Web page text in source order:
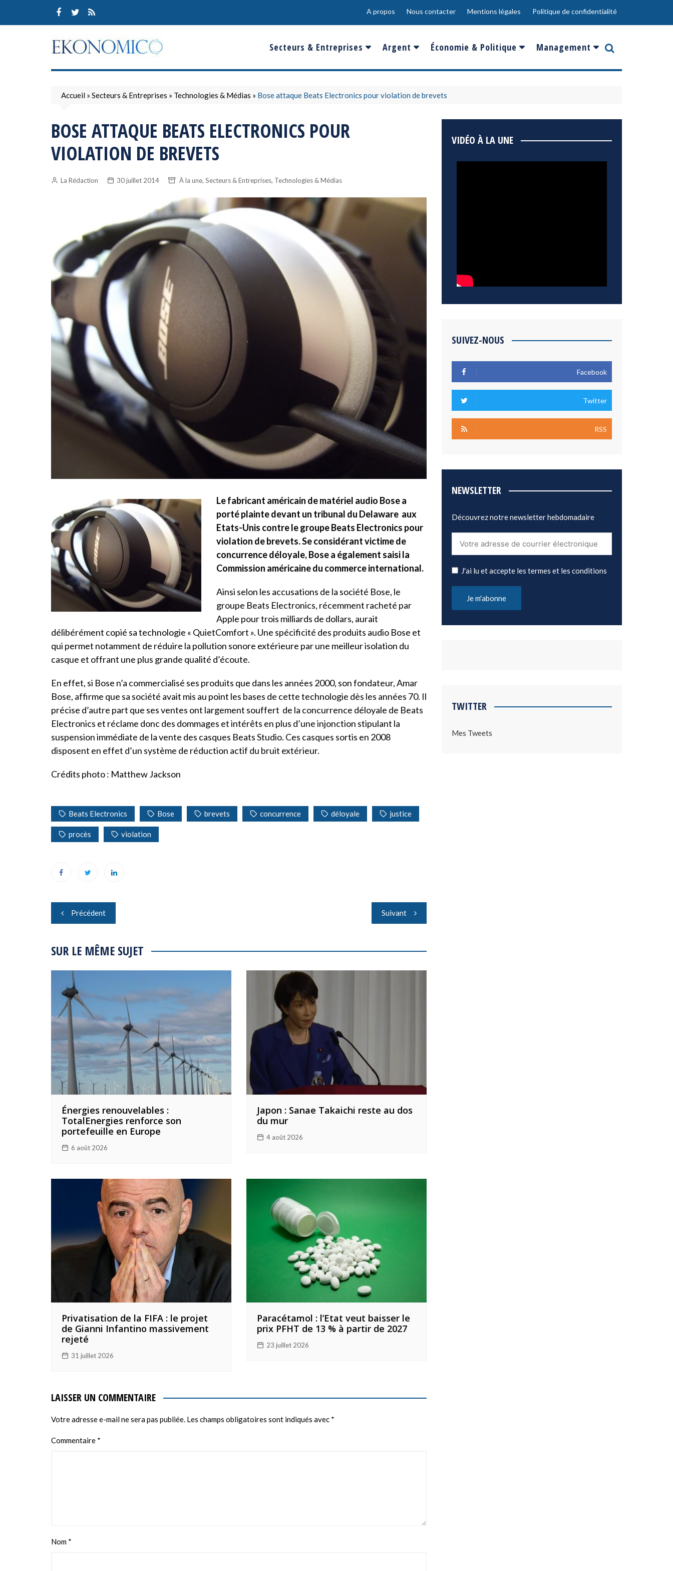
content
A propos Nous contacter Mentions légales Politique de confidentialité
Secteurs & Entreprises
Banques & Finances
Conso & Distrib
Environnement
Technologies & Médias
Argent
Salaire
Sport
Epargne & Placements
Économie & Politique
France
Europe
Management
Innovation
Accueil » Secteurs & Entreprises » Technologies & Médias » Bose attaque Beats Electronics pour violation de brevets
BOSE ATTAQUE BEATS ELECTRONICS POUR
VIOLATION DE BREVETS
La Rédaction 30 juillet 2014 À la une, Secteurs & Entreprises, Technologies & Médias
Le fabricant américain de matériel audio Bose a
porté plainte devant un tribunal du Delaware aux
Etats-Unis contre le groupe Beats Electronics pour
violation de brevets. Se considérant victime de
concurrence déloyale, Bose a également saisi la
Commission américaine du commerce international.
Ainsi selon les accusations de la société Bose, le
groupe Beats Electronics, récemment racheté par
Apple pour trois milliards de dollars, aurait
délibérément copié sa technologie « QuietComfort ». Une spécificité des produits audio Bose et
qui permet notamment de réduire la pollution sonore extérieure par une meilleur isolation du
casque et offrant une plus grande qualité d’écoute.
En effet, si Bose n’a commercialisé ses produits que dans les années 2000, son fondateur, Amar
Bose, affirme que sa société avait mis au point les bases de cette technologie dès les années 70. Il
précise d’autre part que ses ventes ont largement souffert de la concurrence déloyale de Beats
Electronics et réclame donc des dommages et intérêts en plus d’une injonction stipulant la
suspension immédiate de la vente des casques Beats Studio. Ces casques sortis en 2008
disposent en effet d’un système de réduction actif du bruit extérieur.
Crédits photo : Matthew Jackson
Beats Electronics Bose brevets concurrence déloyale justice
procès violation
Navigation
de
l’article
Précédent Suivant
SUR LE MÊME SUJET
Énergies renouvelables :
TotalEnergies renforce son
portefeuille en Europe
6 août 2026
Japon : Sanae Takaichi reste au dos
du mur
4 août 2026
Privatisation de la FIFA : le projet
de Gianni Infantino massivement
rejeté
31 juillet 2026
Paracétamol : l’Etat veut baisser le
prix PFHT de 13 % à partir de 2027
23 juillet 2026
LAISSER UN COMMENTAIRE
Votre adresse e-mail ne sera pas publiée. Les champs obligatoires sont indiqués avec *
Commentaire *
Nom *
VIDÉO À LA UNE
SUIVEZ-NOUS
Facebook
Twitter
RSS
NEWSLETTER
Découvrez notre newsletter hebdomadaire
J'ai lu et accepte les termes et les conditions
TWITTER
Mes Tweets